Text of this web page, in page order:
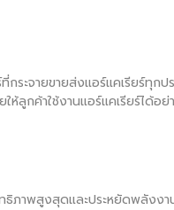
ระจายขายส่งแอร์แคเรียร์ทุ
ลูกค้าใช้งานแอร์แคเรียร์ได้อ
ธิภาพสูงสุดและประหยัดพลังงา